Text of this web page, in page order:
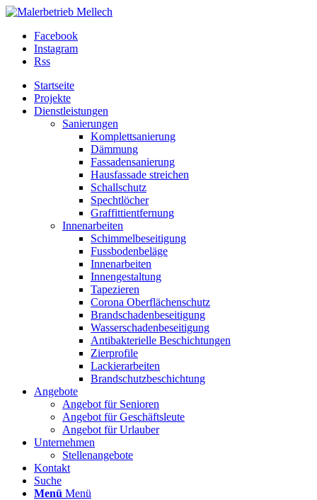
Facebook
Instagram
Rss
Startseite
Projekte
Dienstleistungen
Sanierungen
Komplettsanierung
Dämmung
Fassadensanierung
Hausfassade streichen
Schallschutz
Spechtlöcher
Graffittientfernung
Innenarbeiten
Schimmelbeseitigung
Fussbodenbeläge
Innenarbeiten
Innengestaltung
Tapezieren
Corona Oberflächenschutz
Brandschadenbeseitigung
Wasserschadenbeseitigung
Antibakterielle Beschichtungen
Zierprofile
Lackierarbeiten
Brandschutzbeschichtung
Angebote
Angebot für Senioren
Angebot für Geschäftsleute
Angebot für Urlauber
Unternehmen
Stellenangebote
Kontakt
Suche
Menü Menü